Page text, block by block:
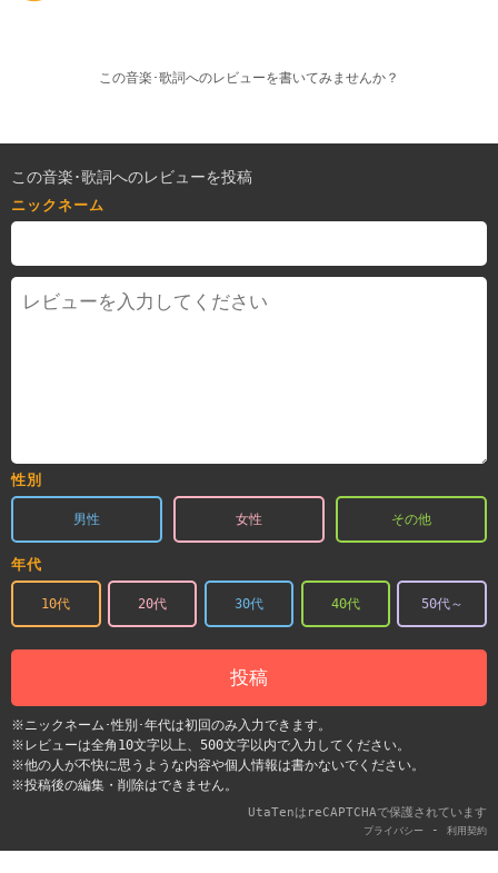
この音楽･歌詞へのレビューを書いてみませんか？
この音楽･歌詞へのレビューを投稿
ニックネーム
性別
男性 女性 その他
年代
10代 20代 30代 40代 50代～
投稿
※ニックネーム･性別･年代は初回のみ入力できます。
※レビューは全角10文字以上、500文字以内で入力してください。
※他の人が不快に思うような内容や個人情報は書かないでください。
※投稿後の編集・削除はできません。
UtaTenはreCAPTCHAで保護されています
プライバシー - 利用契約